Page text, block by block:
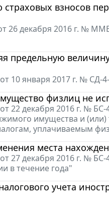
взносов
26 декабря 2016 г. №
предельную
января 2017 г. № СД-
физлиц не
22 декабря 2016 г. № БС-
имущества и (или)
уплачиваемым
места
27 декабря 2016 г. №
в течение года"
учета